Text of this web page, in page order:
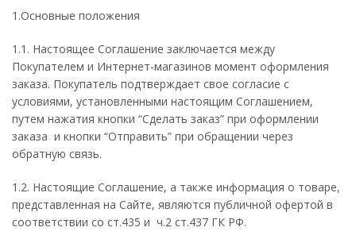
1.Основные положения
1.1. Настоящее Соглашение заключается между
Покупателем и Интернет-магазинов момент оформления
заказа. Покупатель подтверждает свое согласие с
условиями, установленными настоящим Соглашением,
путем нажатия кнопки “Сделать заказ” при оформлении
заказа и кнопки “Отправить” при обращении через
обратную связь.
1.2. Настоящие Соглашение, а также информация о товаре,
представленная на Сайте, являются публичной офертой в
соответствии со ст.435 и ч.2 ст.437 ГК РФ.